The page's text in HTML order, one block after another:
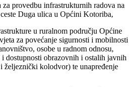
za provedbu infrastrukturnih radova na
Duga ulica u Općini Kotoriba,
u ruralnom području Općine
za povećanje sigurnosti i mobilnosti
osobe u radnom odnosu,
dostupnosti obrazovnih i ostalih javnih
željeznički kolodvor) te unapređenje